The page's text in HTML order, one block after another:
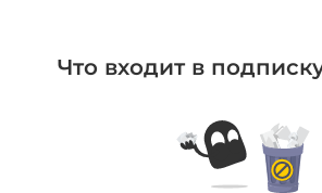
Что входит в